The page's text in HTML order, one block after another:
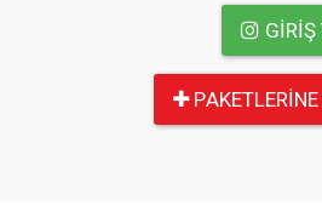
GIRIŞ